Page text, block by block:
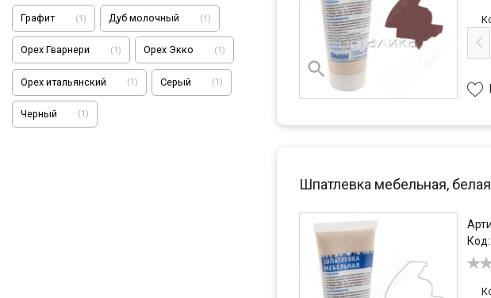
Графит (1) Дуб молочный (1)
Орех Гварнери (1) Орех Экко (1)
Орех итальянский (1) Серый (1)
Черный (1)
Шпатлевка мебельная, белая
Код: